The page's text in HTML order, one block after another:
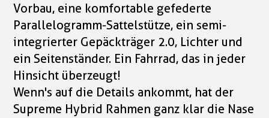
Vorbau, eine komfortable gefederte
Parallelogramm-Sattelstütze, ein semi-
integrierter Gepäckträger 2.0, Lichter und
ein Seitenständer. Ein Fahrrad, das in jeder
Hinsicht überzeugt!
Wenn's auf die Details ankommt, hat der
Supreme Hybrid Rahmen ganz klar die Nase